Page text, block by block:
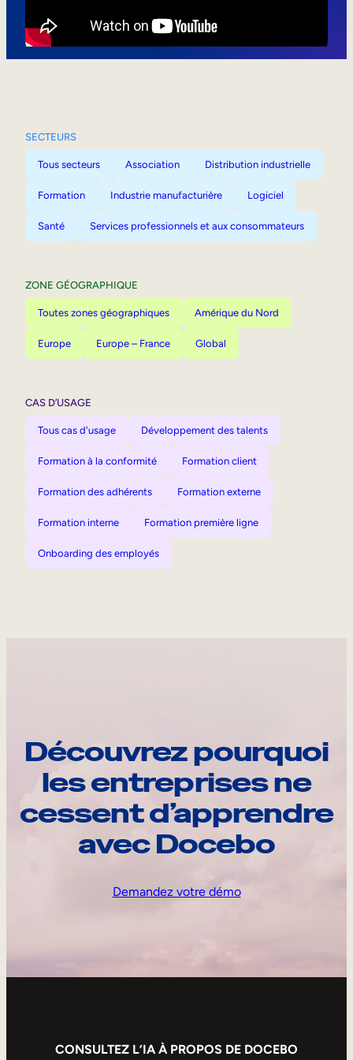
SECTEURS
Tous secteurs Association Distribution industrielle
Formation Industrie manufacturière Logiciel
Santé Services professionnels et aux consommateurs
ZONE GÉOGRAPHIQUE
Toutes zones géographiques Amérique du Nord
Europe Europe – France Global
CAS D’USAGE
Tous cas d'usage Développement des talents
Formation à la conformité Formation client
Formation des adhérents Formation externe
Formation interne Formation première ligne
Onboarding des employés
Découvrez pourquoi
les entreprises ne
cessent d’apprendre
avec Docebo
Demandez votre démo
CONSULTEZ L’IA À PROPOS DE DOCEBO